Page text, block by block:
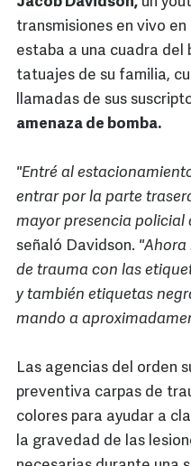
transmisiones en vivo en
estaba a una cuadra del
tatuajes de su familia,
llamadas de sus
amenaza de bomba.
"Entré al
entrar por la parte
mayor presencia policial
señaló Davidson. "Ahora
de trauma con las
y también etiquetas
mando a
Las agencias del orden
preventiva carpas de
colores para ayudar a
la gravedad de las